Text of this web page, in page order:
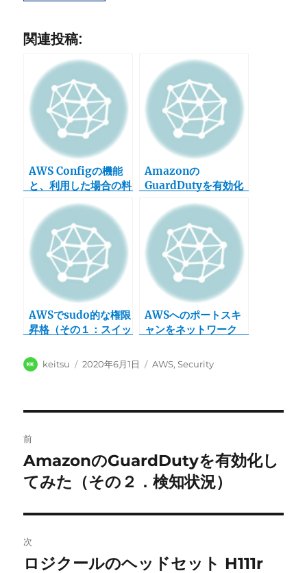
関連投稿:
AWS Configの機能
と、利用した場合の料
Amazonの
GuardDutyを有効化
知状況）
AWSでsudo的な権限
昇格（その１：スイッ
AWSへのポートスキ
ャンをネットワーク
投
keitsu
投
2020年6月1日
カ
AWS,Security
稿
ナ
ビ
ゲ
前
前
の
稿:
AmazonのGuardDutyを有効化し
てみた（その２．検知状況）
次
次
ロジクールのヘッドセット H111r